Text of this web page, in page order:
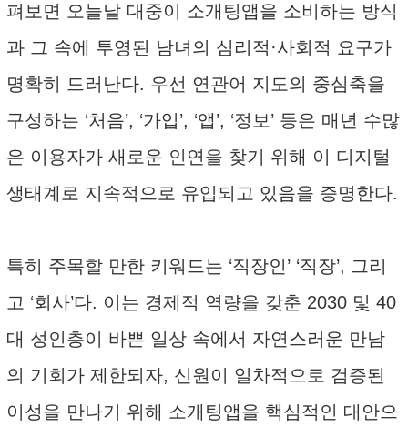
펴보면 오늘날 대중이 소개팅앱을 소비하는 방식
과 그 속에 투영된 남녀의 심리적·사회적 요구가
명확히 드러난다. 우선 연관어 지도의 중심축을
구성하는 ‘처음’, ‘가입’, ‘앱’, ‘정보’ 등은 매년 수많
은 이용자가 새로운 인연을 찾기 위해 이 디지털
생태계로 지속적으로 유입되고 있음을 증명한다.
특히 주목할 만한 키워드는 ‘직장인’ ‘직장’, 그리
고 ‘회사’다. 이는 경제적 역량을 갖춘 2030 및 40
대 성인층이 바쁜 일상 속에서 자연스러운 만남
의 기회가 제한되자, 신원이 일차적으로 검증된
이성을 만나기 위해 소개팅앱을 핵심적인 대안으